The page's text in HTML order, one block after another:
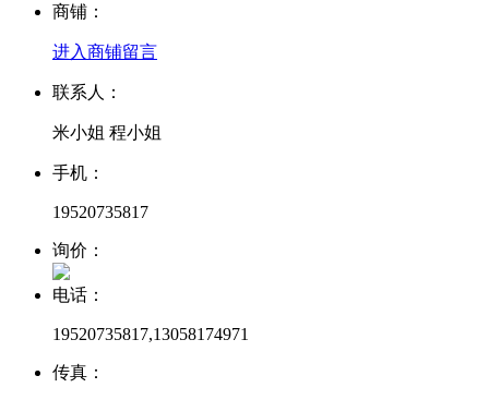
商铺：
进入商铺留言
联系人：
米小姐 程小姐
手机：
19520735817
询价：
电话：
19520735817,13058174971
传真：